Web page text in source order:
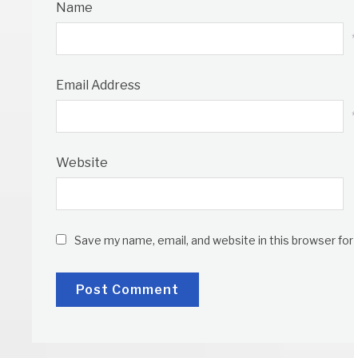
Name
Email Address
Website
Save my name, email, and website in this browser